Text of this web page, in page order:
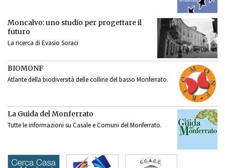
Moncalvo: uno studio per progettare il
futuro
La ricerca di Evasio Soraci
BIOMONF
Atlante della biodiversità delle colline del basso Monferrato.
La Guida del Monferrato
Tutte le informazioni su Casale e Comuni del Monferrato.